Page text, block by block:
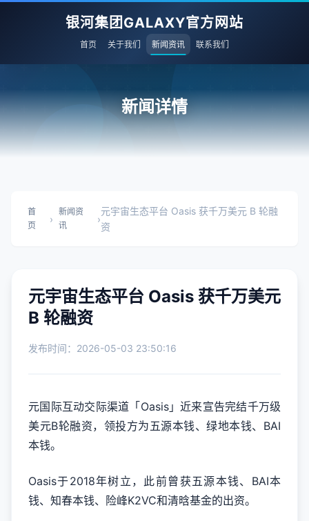
银河集团GALAXY官方网站
首页 关于我们 新闻资讯 联系我们
新闻详情
首
页
›
新闻资
讯
›
元宇宙生态平台 Oasis 获千万美元 B 轮融
资
元宇宙生态平台 Oasis 获千万美元
B 轮融资
发布时间：2026-05-03 23:50:16
元国际互动交际渠道「Oasis」近来宣告完结千万级
美元B轮融资，领投方为五源本钱、绿地本钱、BAI
本钱。
Oasis于2018年树立，此前曾获五源本钱、BAI本
钱、知春本钱、险峰K2VC和清晗基金的出资。